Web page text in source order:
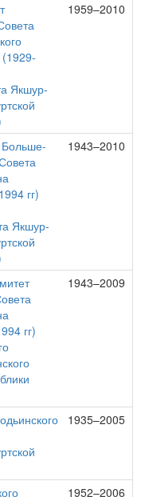
Якшур-
1959–2010
Больше-
гг)
Якшур-
1943–2010
гг)
1943–2009
1935–2005
1952–2006